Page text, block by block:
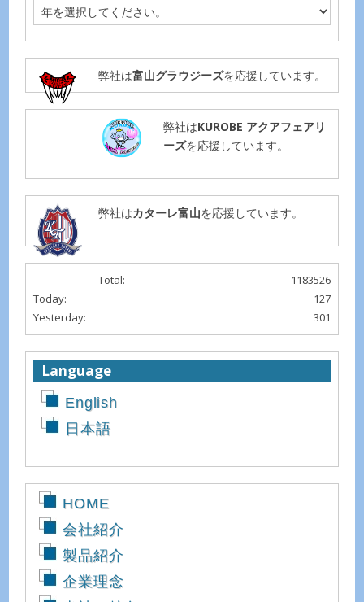
弊社は富山グラウジーズを応援しています。
弊社はKUROBE アクアフェアリ
ーズを応援しています。
弊社はカターレ富山を応援しています。
1183526
Total:
127
Today:
301
Yesterday:
Language
English
日本語
HOME
会社紹介
製品紹介
企業理念